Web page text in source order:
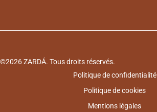
©2026 ZARDÁ. Tous droits réservés.
Politique de confidentialité
Politique de cookies
Mentions légales